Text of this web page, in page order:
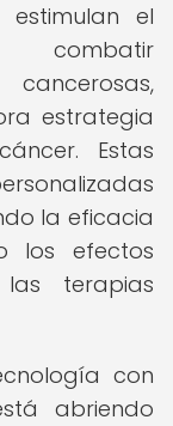
el
combatir
estrategia
Estas
la eficacia
los efectos
terapias
con
abriendo